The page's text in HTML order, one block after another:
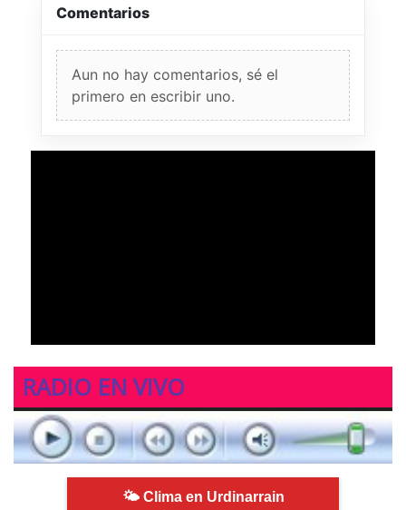
Comentarios
Aun no hay comentarios, sé el
primero en escribir uno.
RADIO EN VIVO
🌤 Clima en Urdinarrain